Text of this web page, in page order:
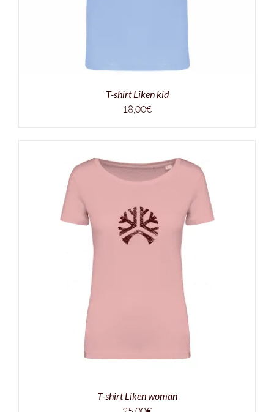
T-shirt Liken kid
18,00€
T-shirt Liken woman